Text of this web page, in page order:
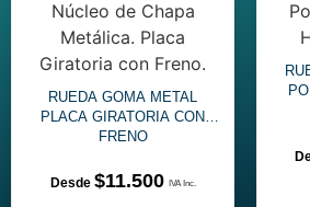
RUEDA GOMA METAL
PLACA GIRATORIA CON
FRENO
$11.500